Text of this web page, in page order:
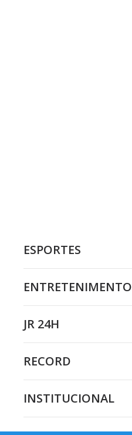
ESPORTES
ENTRETENIMENTO
JR 24H
RECORD
INSTITUCIONAL